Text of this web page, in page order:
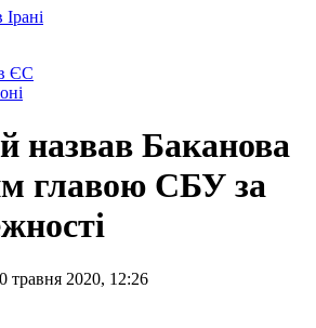
ЄС
назвав Баканова
главою СБУ за
травня 2020, 12:26